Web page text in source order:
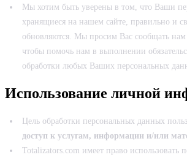
Мы хотим быть уверены в том, что Ваши
хранящиеся на нашем сайте, правильно и
обновляются. Мы просим Вас сообщать
чтобы помочь нам в выполнении
обработки любых Ваших персональных
Использование личной
Цель обработки персональных данных
доступ к услугам, информации и/или
Totalizators.com имеет право использовать